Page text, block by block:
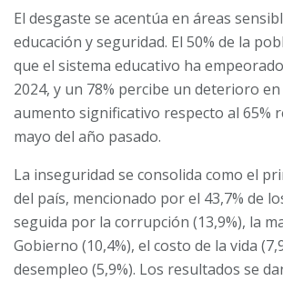
El desgaste se acentúa en áreas
educación y seguridad. El 50% de la
que el sistema educativo ha
2024, y un 78% percibe un deterioro
aumento significativo respecto al 65%
mayo del año pasado.
La inseguridad se consolida como el
del país, mencionado por el 43,7% de
seguida por la corrupción (13,9%), la
Gobierno (10,4%), el costo de la vida
desempleo (5,9%). Los resultados se